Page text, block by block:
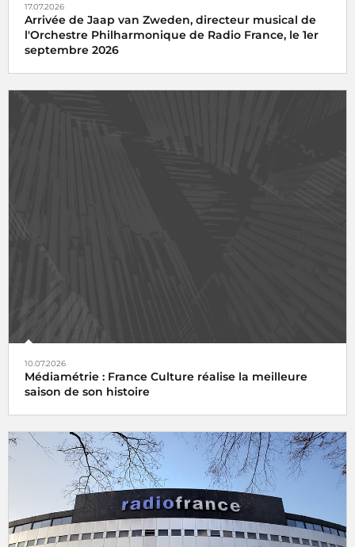
17.07.2026
Arrivée de Jaap van Zweden, directeur musical de
l'Orchestre Philharmonique de Radio France, le 1er
septembre 2026
10.07.2026
Médiamétrie : France Culture réalise la meilleure
saison de son histoire